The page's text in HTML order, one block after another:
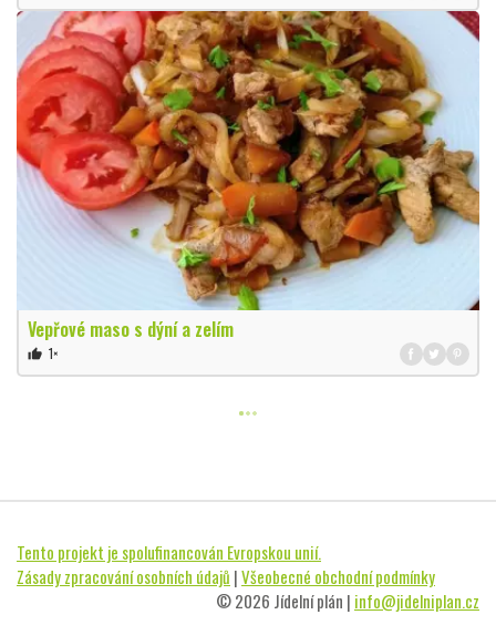
Vepřové maso s dýní a zelím
thumb_up 1×
Tento projekt je spolufinancován Evropskou unií.
Zásady zpracování osobních údajů |Všeobecné obchodní podmínky
© 2026 Jídelní plán | info@jidelniplan.cz